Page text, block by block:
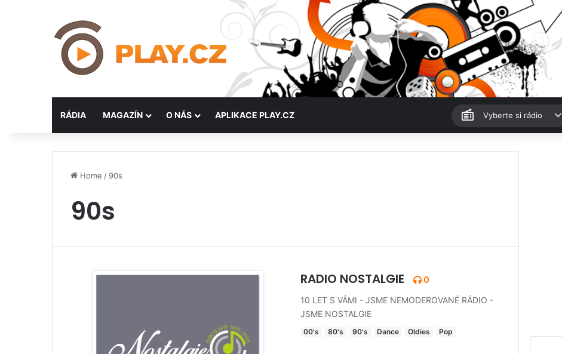
RÁDIA MAGAZÍN O NÁS APLIKACE PLAY.CZ Vyberte si rádio
Home / 90s
90s
RADIO NOSTALGIE 0
10 LET S VÁMI - JSME NEMODEROVANÉ RÁDIO -
JSME NOSTALGIE
00's 80's 90's Dance Oldies Pop